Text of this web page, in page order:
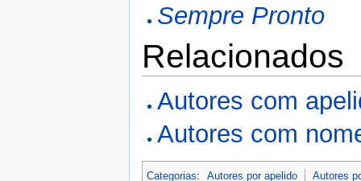
Sempre Pronto
Relacionados
Autores com
Autores com
Categorias: Autores por apelido
Autores